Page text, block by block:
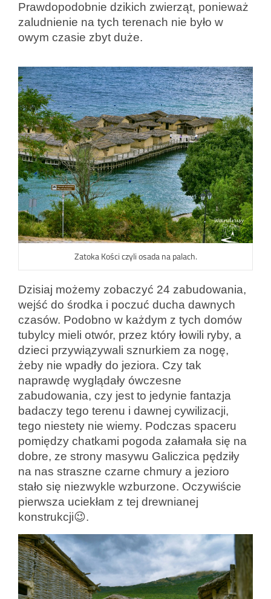
Prawdopodobnie dzikich zwierząt, ponieważ
zaludnienie na tych terenach nie było w
owym czasie zbyt duże.
Zatoka Kości czyli osada na palach.
Dzisiaj możemy zobaczyć 24 zabudowania,
wejść do środka i poczuć ducha dawnych
czasów. Podobno w każdym z tych domów
tubylcy mieli otwór, przez który łowili ryby, a
dzieci przywiązywali sznurkiem za nogę,
żeby nie wpadły do jeziora. Czy tak
naprawdę wyglądały ówczesne
zabudowania, czy jest to jedynie fantazja
badaczy tego terenu i dawnej cywilizacji,
tego niestety nie wiemy. Podczas spaceru
pomiędzy chatkami pogoda załamała się na
dobre, ze strony masywu Galiczica pędziły
na nas straszne czarne chmury a jezioro
stało się niezwykle wzburzone. Oczywiście
pierwsza uciekłam z tej drewnianej
konstrukcji😉.